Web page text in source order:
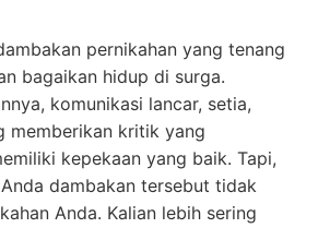
pernikahan yang tenang
bagaikan hidup di surga.
komunikasi lancar, setia,
memberikan kritik yang
kepekaan yang baik. Tapi,
dambakan tersebut tidak
Anda. Kalian lebih sering